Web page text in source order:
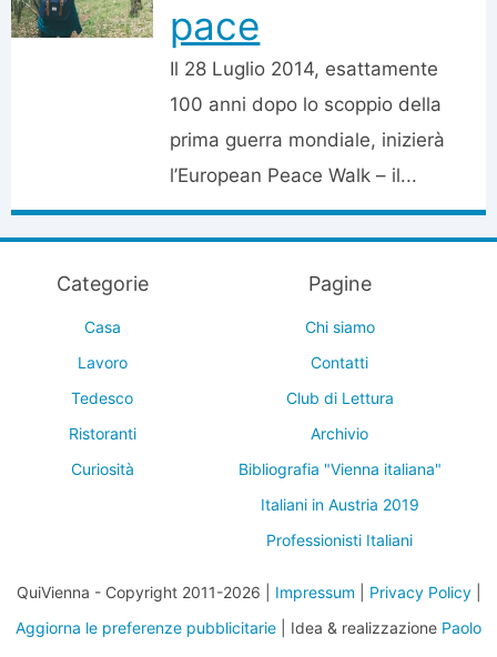
pace
Il 28 Luglio 2014, esattamente
100 anni dopo lo scoppio della
prima guerra mondiale, inizierà
l’European Peace Walk – il...
Categorie
Casa
Lavoro
Tedesco
Ristoranti
Curiosità
Pagine
Chi siamo
Contatti
Club di Lettura
Archivio
Bibliografia "Vienna italiana"
Italiani in Austria 2019
Professionisti Italiani
QuiVienna - Copyright 2011-2026 | Impressum Privacy Policy|
Aggiorna le preferenze pubblicitarie | Idea & realizzazione Paolo